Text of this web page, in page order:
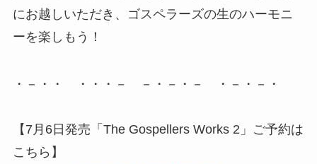
にお越しいただき、ゴスペラーズの生のハーモニ
ーを楽しもう！
・－・・ ・・・－ －・－・－ ・－・－・
【7月6日発売「The Gospellers Works 2」ご予約は
こちら】